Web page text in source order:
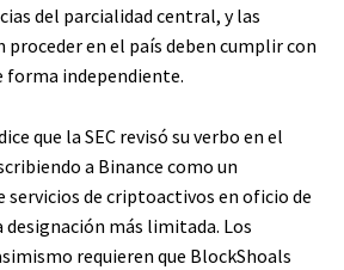
del parcialidad central, y las
proceder en el país deben cumplir con
forma independiente.
que la SEC revisó su verbo en el
a Binance como un
servicios de criptoactivos en oficio de
designación más limitada. Los
requieren que BlockShoals